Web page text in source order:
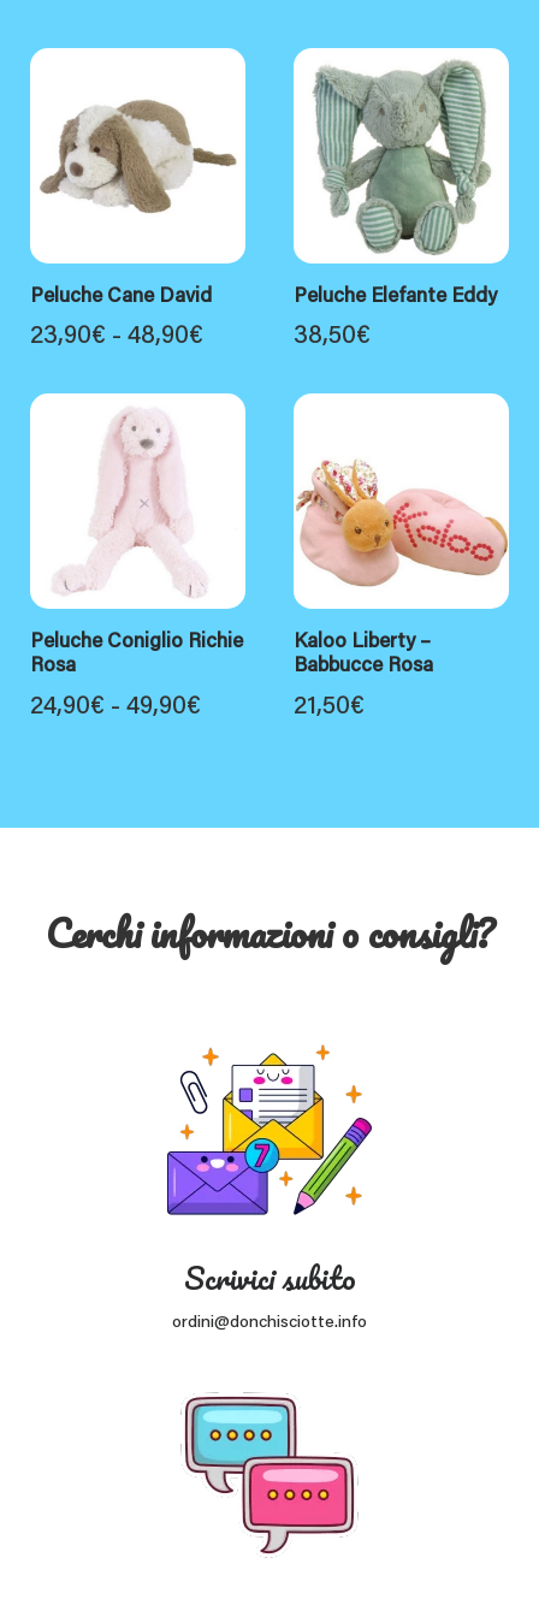
prezzo:
Peluche Cane David
23,90€ - 48,90€
prezzo:
Peluche Elefante Eddy
38,50€
Peluche Coniglio Richie
Rosa
24,90€ - 49,90€
49,90€
Kaloo Liberty –
Babbucce Rosa
21,50€
Cerchi informazioni o consigli?
Scrivici subito
ordini@donchisciotte.info